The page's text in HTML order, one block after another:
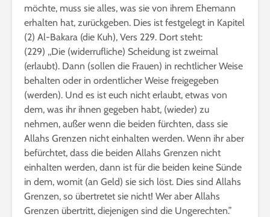
möchte, muss sie alles, was sie von ihrem Ehemann
erhalten hat, zurückgeben. Dies ist festgelegt in Kapitel
(2) Al-Bakara (die Kuh), Vers 229. Dort steht:
(229) ,,Die (widerrufliche) Scheidung ist zweimal
(erlaubt). Dann (sollen die Frauen) in rechtlicher Weise
behalten oder in ordentlicher Weise freigegeben
(werden). Und es ist euch nicht erlaubt, etwas von
dem, was ihr ihnen gegeben habt, (wieder) zu
nehmen, außer wenn die beiden fürchten, dass sie
Allahs Grenzen nicht einhalten werden. Wenn ihr aber
befürchtet, dass die beiden Allahs Grenzen nicht
einhalten werden, dann ist für die beiden keine Sünde
in dem, womit (an Geld) sie sich löst. Dies sind Allahs
Grenzen, so übertretet sie nicht! Wer aber Allahs
Grenzen übertritt, diejenigen sind die Ungerechten.”